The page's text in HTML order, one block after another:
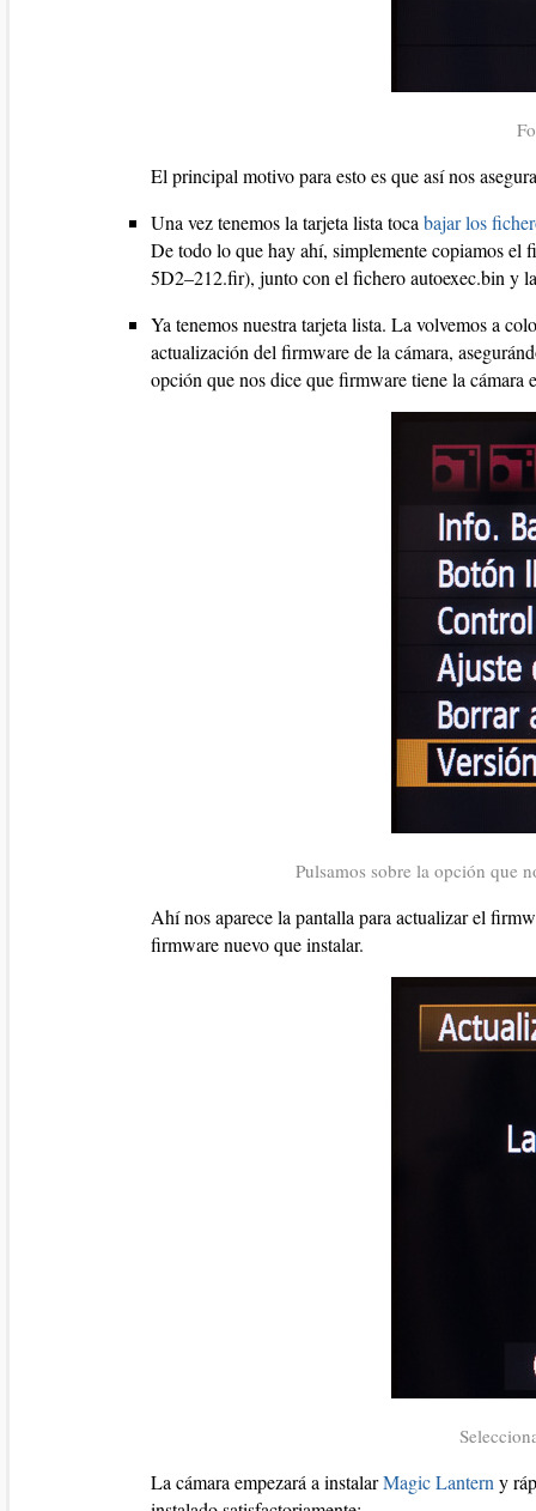
El principal motivo para esto es que así nos
Una vez tenemos la tarjeta lista tocabajar los
De todo lo que hay ahí, simplemente copiamos el
5D2–212.fir), junto con el fichero autoexec.bin y
Ya tenemos nuestra tarjeta lista. La volvemos a
actualización del firmware de la cámara,
opción que nos dice que firmware tiene la cámara
Pulsamos sobre la opción que
Ahí nos aparece la pantalla para actualizar el
firmware nuevo que instalar.
La cámara empezará a instalarMagic Lanterny